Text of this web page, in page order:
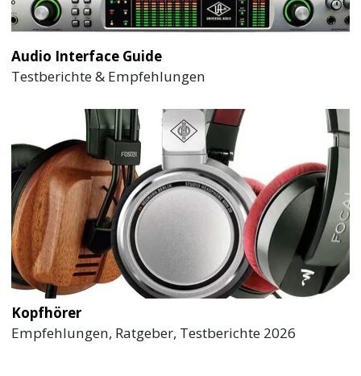
Audio Interface Guide
Testberichte & Empfehlungen
Kopfhörer
Empfehlungen, Ratgeber, Testberichte 2026